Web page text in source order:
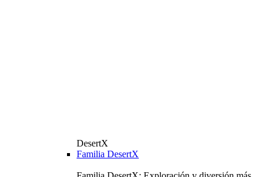
DesertX
Familia DesertX